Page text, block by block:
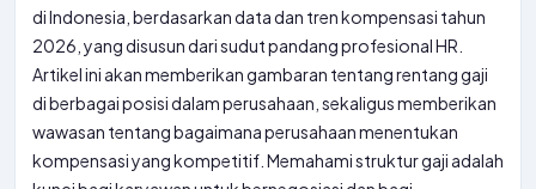
di Indonesia, berdasarkan data dan tren kompensasi tahun
2026, yang disusun dari sudut pandang profesional HR.
Artikel ini akan memberikan gambaran tentang rentang gaji
di berbagai posisi dalam perusahaan, sekaligus memberikan
wawasan tentang bagaimana perusahaan menentukan
kompensasi yang kompetitif. Memahami struktur gaji adalah